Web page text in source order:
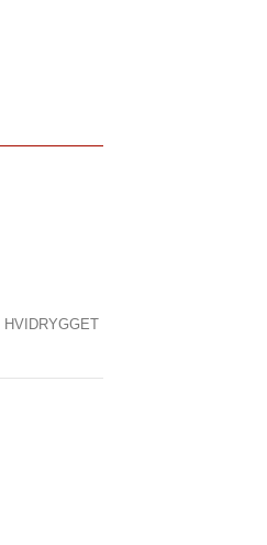
HVIDRYGGET